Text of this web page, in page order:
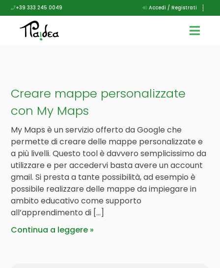
+39 333 245 0049 Accedi / Registrati
Creare mappe personalizzate
con My Maps
My Maps è un servizio offerto da Google che
permette di creare delle mappe personalizzate e
a più livelli. Questo tool è davvero semplicissimo da
utilizzare e per accedervi basta avere un account
gmail. Si presta a tante possibilità, ad esempio è
possibile realizzare delle mappe da impiegare in
ambito educativo come supporto
all’apprendimento di […]
Continua a leggere